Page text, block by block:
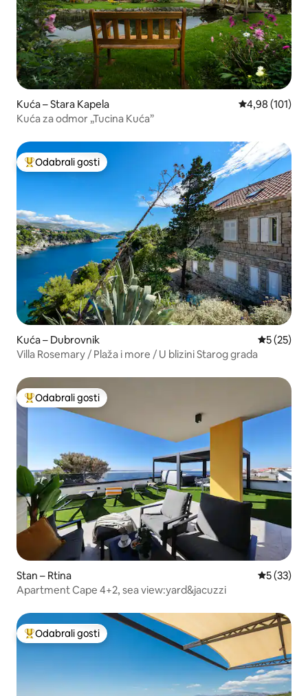
Kuća – Stara Kapela Prosječna
4,98 (101)
Kuća za odmor „Tucina Kuća”
Među najviše rangiranima s oznakom „Odabrali gosti”
Odabrali gosti
Kuća – Dubrovnik Prosječna
5 (25)
Villa Rosemary / Plaža i more / U blizini Starog grada
Među najviše rangiranima s oznakom „Odabrali gosti”
Odabrali gosti
Stan – Rtina Prosječna
5 (33)
Apartment Cape 4+2, sea view:yard&jacuzzi
Među najviše rangiranima s oznakom „Odabrali gosti”
Odabrali gosti